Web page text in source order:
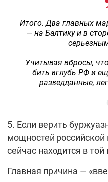
Итого. Два главных
— на Балтику и в
Учитывая вбросы,
бить вглубь РФ и
разведданные,
5. Если верить
мощностей российской
сейчас находится в
Главная причина —